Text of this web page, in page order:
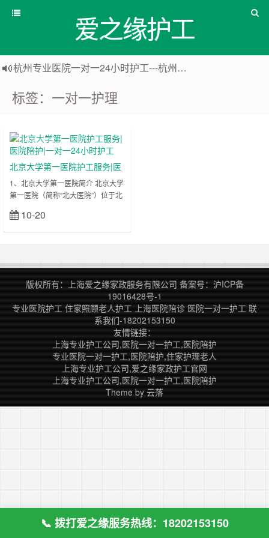
爱之缘护工
杭州专业医院一对一24小时护工---杭州爱之缘护工 18202153150
标签：一对一护理
上海医院陪
诊
北京大学第一医院护工服务|医
院陪护|一对一24小时护工
1、北京大学第一医院简介 北京大学
第一医院（简称“北大医院”）位于北
院，是一所融医疗、教学、科研、预
防为一体的大型综合性三级甲等医
立的临床医学院之一。 近百年来，
我院拥有着一批国内的首创专业学科
以及在我国率先开展的诊疗技术，如
国内首创小儿科（1940）、泌尿外
科（1946）、肾脏病专业
10-20
版权所有：上海爱之缘家政服务有限公司 备案号： 沪ICP备
19016428号-1
专业医院护工 住家照顾老人护工 上海医院陪诊 医院一对一护工 联
系我们-18202153150
友情链接：
上海专业护工公司,医院一对一护工,医院陪护
专业医院一对一护工,医院陪护,住家护理老人
上海专业护工公司,爱之缘家政护工官网
上海专业护工公司,医院一对一护工,医院陪护
Theme by 云落
📞 拨打爱之缘服务热线：18202153150